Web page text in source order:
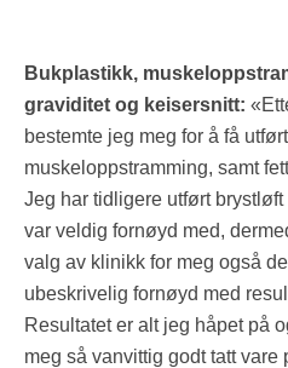
Bukplastikk,
graviditet og keisersnitt:
bestemte jeg meg for å få
muskeloppstramming, samt
Jeg har tidligere utført
var veldig fornøyd med,
valg av klinikk for meg også
ubeskrivelig fornøyd med
Resultatet er alt jeg håpet på
meg så vanvittig godt tatt vare